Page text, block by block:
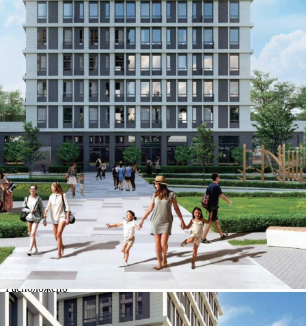
Москва / Московская обл
Получить контакты Посмотреть на карте
Продается кладовая на -1-м этаже 30-этажного нового дома в
корпусе 1 в ЖК «MYPRIORITY Дубровка».[#6863575#]
520 (+1)
Навигация
Характеристики
О помещении
Где находится
Контакты
Другие объявления
Характеристики помещения
№ объявления
115364
Дата размещения
31.05.2025
Город
Москва
Адрес
Новоостаповская улица, д.1
Расположено
Этаж